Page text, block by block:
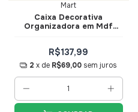
Mart
Caixa Decorativa
Organizadora em Mdf
R$137,99
2 x de R$69,00 sem juros